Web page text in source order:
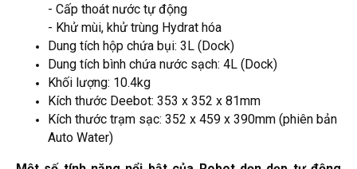
- Cấp thoát nước tự động
- Khử mùi, khử trùng Hydrat hóa
Dung tích hộp chứa bụi: 3L (Dock)
Dung tích bình chứa nước sạch: 4L (Dock)
Khối lượng: 10.4kg
Kích thước Deebot: 353 x 352 x 81mm
Kích thước trạm sạc: 352 x 459 x 390mm (phiên bản
Auto Water)